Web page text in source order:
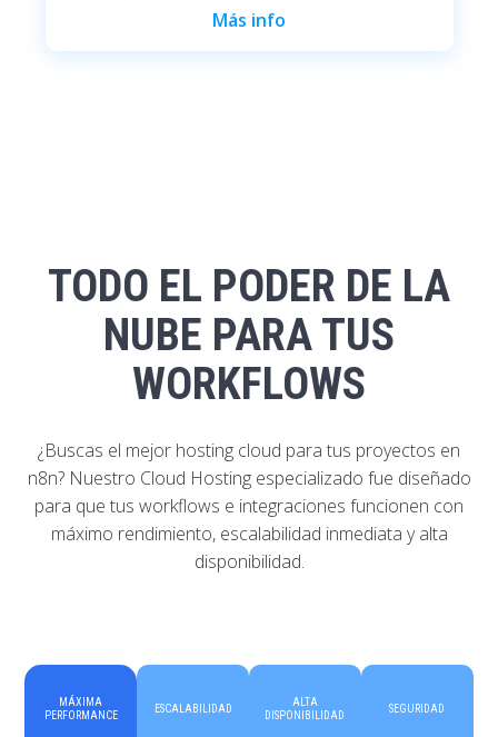
Más info
TODO EL PODER DE LA
NUBE PARA TUS
WORKFLOWS
¿Buscas el mejor hosting cloud para tus proyectos en
n8n? Nuestro Cloud Hosting especializado fue diseñado
para que tus workflows e integraciones funcionen con
máximo rendimiento, escalabilidad inmediata y alta
disponibilidad.
MÁXIMA
PERFORMANCE
ESCALABILIDAD
ALTA
DISPONIBILIDAD
SEGURIDAD